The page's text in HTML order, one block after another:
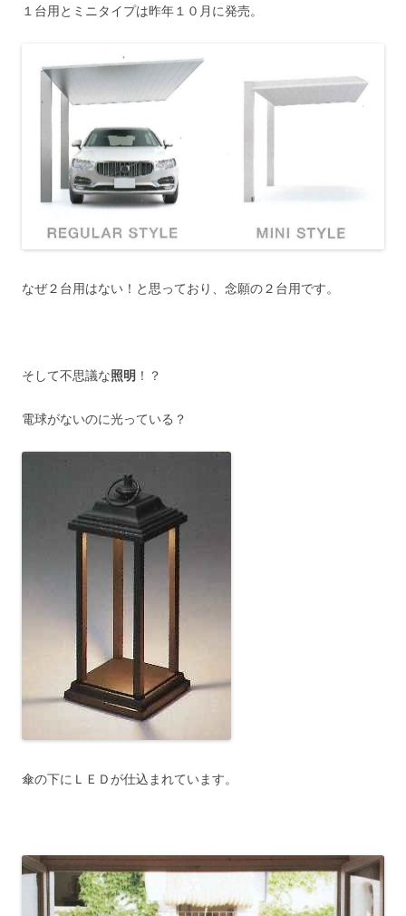
１台用とミニタイプは昨年１０月に発売。
なぜ２台用はない！と思っており、念願の２台用です。
そして不思議な照明 ！？
電球がないのに光っている？
傘の下にＬＥＤが仕込まれています。